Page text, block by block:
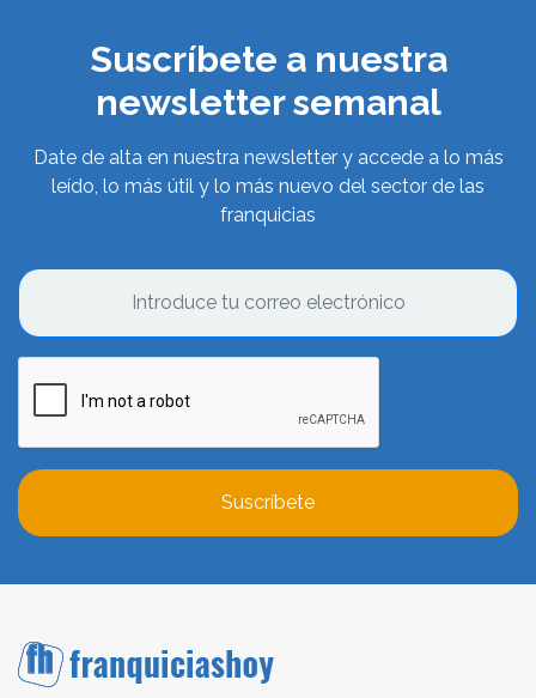
Suscríbete a nuestra
newsletter semanal
Date de alta en nuestra newsletter y accede a lo más
leído, lo más útil y lo más nuevo del sector de las
franquicias
Suscríbete